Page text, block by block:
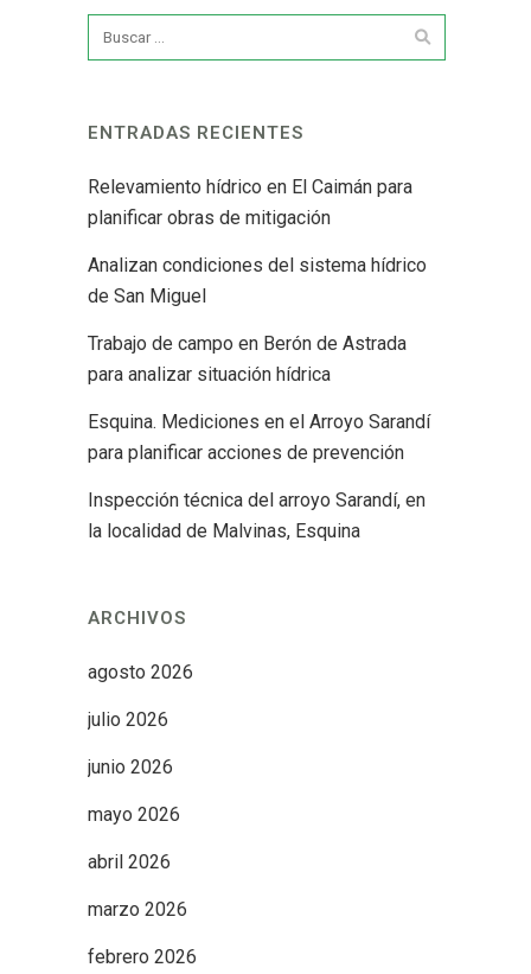
ENTRADAS RECIENTES
Relevamiento hídrico en El Caimán para
planificar obras de mitigación
Analizan condiciones del sistema hídrico
de San Miguel
Trabajo de campo en Berón de Astrada
para analizar situación hídrica
Esquina. Mediciones en el Arroyo Sarandí
para planificar acciones de prevención
Inspección técnica del arroyo Sarandí, en
la localidad de Malvinas, Esquina
ARCHIVOS
agosto 2026
julio 2026
junio 2026
mayo 2026
abril 2026
marzo 2026
febrero 2026